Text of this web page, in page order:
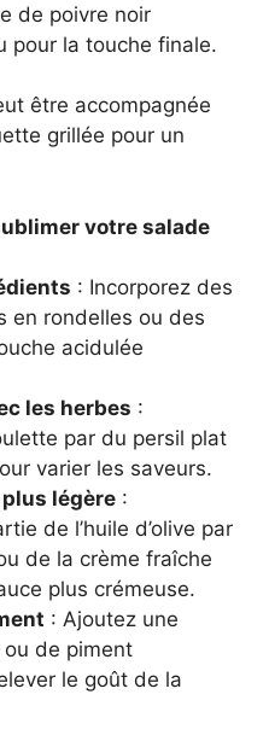
de poivre noir
pour la touche finale.
être accompagnée
grillée pour un
votre salade
: Incorporez des
en rondelles ou des
acidulée
les herbes :
par du persil plat
varier les saveurs.
légère :
de l’huile d’olive par
de la crème fraîche
plus crémeuse.
: Ajoutez une
de piment
le goût de la